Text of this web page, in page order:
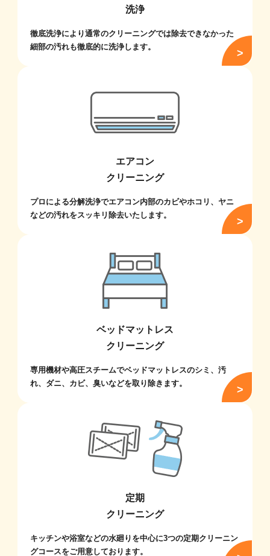
洗浄
徹底洗浄により通常のクリーニングでは除去できなかった
細部の汚れも徹底的に洗浄します。
エアコン
クリーニング
プロによる分解洗浄でエアコン内部のカビやホコリ、ヤニ
などの汚れをスッキリ除去いたします。
ベッドマットレス
クリーニング
専用機材や高圧スチームでベッドマットレスのシミ、汚
れ、ダニ、カビ、臭いなどを取り除きます。
定期
クリーニング
キッチンや浴室などの水廻りを中心に3つの定期クリーニン
グコースをご用意しております。